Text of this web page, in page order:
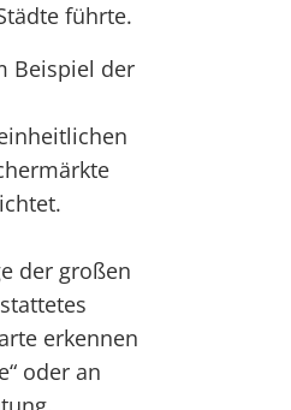
führte.
Beispiel der
der großen
erkennen
oder an